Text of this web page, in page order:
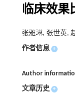
临床效果
张雅琳, 张世英,
作者信息 +
Author
文章历史 +